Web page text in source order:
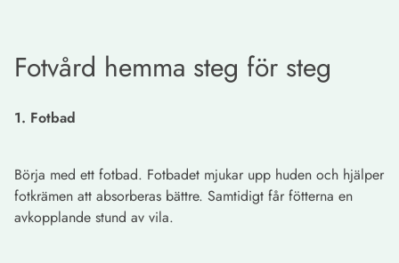
Fotvård hemma steg för steg
1. Fotbad
Börja med ett fotbad. Fotbadet mjukar upp huden och hjälper
fotkrämen att absorberas bättre. Samtidigt får fötterna en
avkopplande stund av vila.